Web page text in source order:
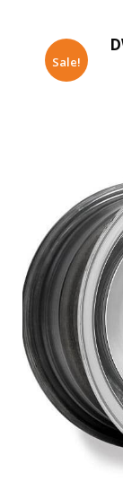
Sale!